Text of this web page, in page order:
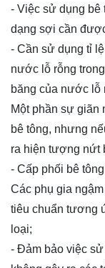
- Việc sử dụng bê
dạng sợi cần
- Cần sử dụng tỉ
nước lỗ rỗng
băng của nước lỗ
Một phần sự giãn
bê tông, nhưng
ra hiện tượng nứt
- Cấp phối bê
Các phụ gia
tiêu chuẩn tương
loại;
- Đảm bảo việc